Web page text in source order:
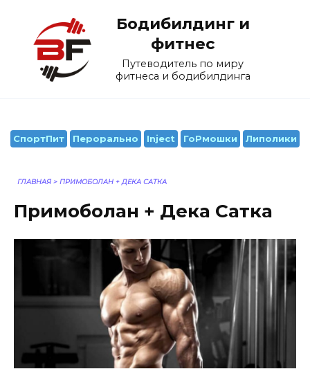
содержанию
Бодибилдинг и
фитнес
Путеводитель по миру
фитнеса и бодибилдинга
СпортПит Перорально Inject ГоРмошки Липолики
ГЛАВНАЯ > ПРИМОБОЛАН + ДЕКА САТКА
Примоболан + Дека Сатка